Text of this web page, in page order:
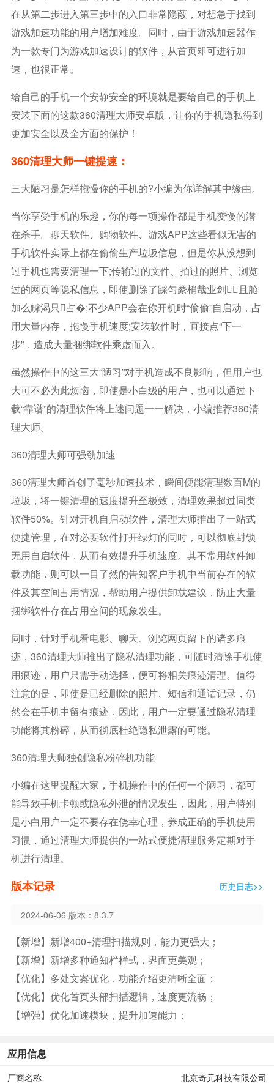
在从第二步进入第三步中的入口非常隐蔽，对想急于找到
游戏加速功能的用户增加难度。同时，由于游戏加速器作
为一款专门为游戏加速设计的软件，从首页即可进行加
速，也很正常。
给自己的手机一个安静安全的环境就是要给自己的手机上
安装下面的这款360清理大师安卓版，让你的手机隐私得到
更加安全以及全方面的保护！
360清理大师一键提速：
三大陋习是怎样拖慢你的手机的?小编为你详解其中缘由。
当你享受手机的乐趣，你的每一项操作都是手机变慢的潜
在杀手。聊天软件、购物软件、游戏APP这些看似无害的
手机软件实际上都在偷偷生产垃圾信息，但是你从没想到
过手机也需要清理一下;传输过的文件、拍过的照片、浏览
过的网页等隐私信息，即使删除了踩匀豢梢哉业剑且舱
加么罅渴只占�;不少APP会在你开机时“偷偷”自启动，占
用大量内存，拖慢手机速度;安装软件时，直接点“下一
步”，造成大量捆绑软件乘虚而入。
虽然操作中的这三大“陋习”对手机造成不良影响，但用户也
大可不必为此烦恼，即使是小白级的用户，也可以通过下
载“靠谱”的清理软件将上述问题一一解决，小编推荐360清
理大师。
360清理大师可强劲加速
360清理大师首创了毫秒加速技术，瞬间便能清理数百M的
垃圾，将一键清理的速度提升至极致，清理效果超过同类
软件50%。针对开机自启动软件，清理大师推出了一站式
便捷管理，在对必要软件打开绿灯的同时，可以彻底封锁
无用自启软件，从而有效提升手机速度。其不常用软件卸
载功能，则可以一目了然的告知客户手机中当前存在的软
件及其空间占用情况，帮助用户提供卸载建议，防止大量
捆绑软件存在占用空间的现象发生。
同时，针对手机看电影、聊天、浏览网页留下的诸多痕
迹，360清理大师推出了隐私清理功能，可随时清除手机使
用痕迹，用户只需手动选择，便可将相关痕迹清理。值得
注意的是，即使是已经删除的照片、短信和通话记录，仍
然会在手机中留有痕迹，因此，用户一定要通过隐私清理
功能将其粉碎，从而彻底杜绝隐私泄露的可能。
360清理大师独创隐私粉碎机功能
小编在这里提醒大家，手机操作中的任何一个陋习，都可
能导致手机卡顿或隐私外泄的情况发生，因此，用户特别
是小白用户一定不要存在侥幸心理，养成正确的手机使用
习惯，通过清理大师提供的一站式便捷清理服务定期对手
机进行清理。
版本记录 历史日志>>
2024-06-06 版本：8.3.7
【新增】新增400+清理扫描规则，能力更强大；
【新增】新增多种通知栏样式，界面更美观；
【优化】多处文案优化，功能介绍更清晰全面；
【优化】优化首页头部扫描逻辑，速度更流畅；
【增强】优化加速模块，提升加速能力；
应用信息
厂商名称 北京奇元科技有限公司